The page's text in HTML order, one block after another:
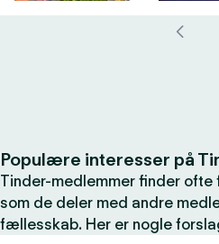
Populære interesser på
Tinder-medlemmer finder
som de deler med andre
fællesskab. Her er nogle